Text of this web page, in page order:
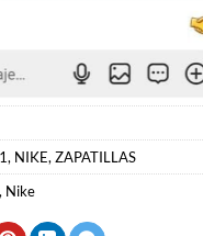
,NIKE,ZAPATILLAS
,Nike